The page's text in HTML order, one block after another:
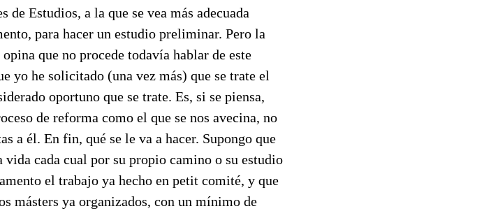
Estudios, a la que se vea más adecuada
para hacer un estudio preliminar. Pero la
que no procede todavía hablar de este
yo he solicitado (una vez más) que se trate el
oportuno que se trate. Es, si se piensa,
de reforma como el que se nos avecina, no
a él. En fin, qué se le va a hacer. Supongo que
cada cual por su propio camino o su estudio
el trabajo ya hecho en petit comité, y que
másters ya organizados, con un mínimo de